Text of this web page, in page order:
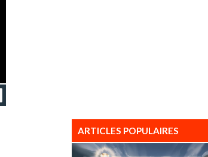
ARTICLES POPULAIRES